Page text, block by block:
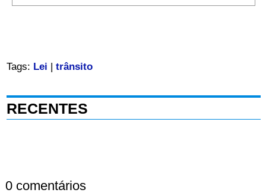
Tags: Lei | trânsito
RECENTES
0 comentários